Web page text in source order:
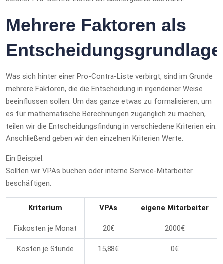
Mehrere Faktoren als
Entscheidungsgrundlage
Was sich hinter einer Pro-Contra-Liste verbirgt, sind im Grunde
mehrere Faktoren, die die Entscheidung in irgendeiner Weise
beeinflussen sollen. Um das ganze etwas zu formalisieren, um
es für mathematische Berechnungen zugänglich zu machen,
teilen wir die Entscheidungsfindung in verschiedene Kriterien ein.
Anschließend geben wir den einzelnen Kriterien Werte.
Ein Beispiel:
Sollten wir VPAs buchen oder interne Service-Mitarbeiter
beschäftigen.
Kriterium VPAs eigene Mitarbeiter
Fixkosten je Monat 20€ 2000€
Kosten je Stunde 15,88€ 0€